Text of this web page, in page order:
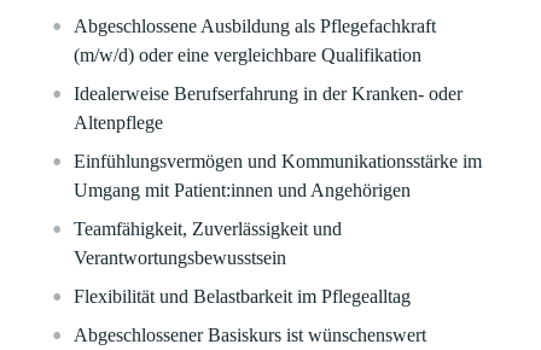
Abgeschlossene Ausbildung als Pflegefachkraft
(m/w/d) oder eine vergleichbare Qualifikation
Idealerweise Berufserfahrung in der Kranken- oder
Altenpflege
Einfühlungsvermögen und Kommunikationsstärke im
Umgang mit Patient:innen und Angehörigen
Teamfähigkeit, Zuverlässigkeit und
Verantwortungsbewusstsein
Flexibilität und Belastbarkeit im Pflegealltag
Abgeschlossener Basiskurs ist wünschenswert